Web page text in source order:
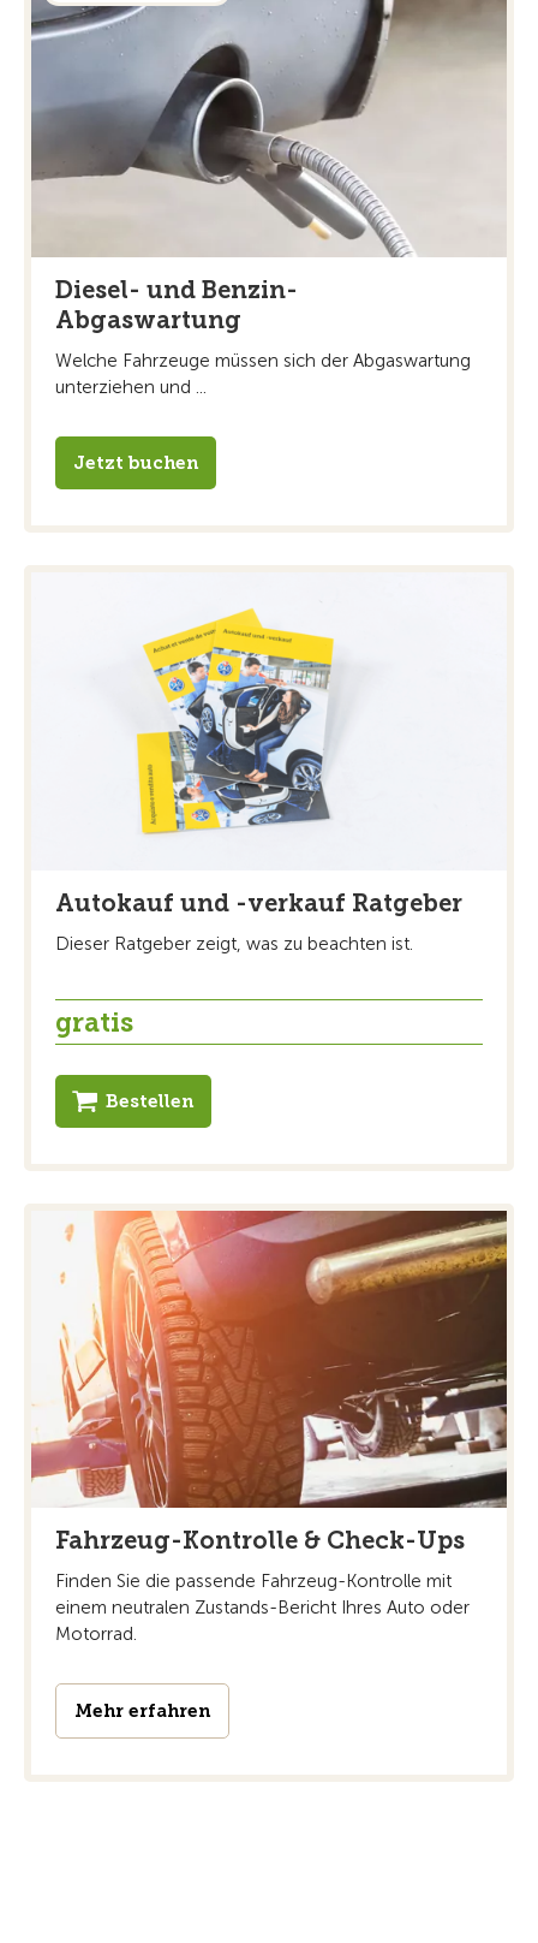
Diesel- und Benzin-
Abgaswartung
Welche Fahrzeuge müssen sich der Abgaswartung
unterziehen und ...
Jetzt buchen
Autokauf und -verkauf Ratgeber
Dieser Ratgeber zeigt, was zu beachten ist.
gratis
Bestellen
Fahrzeug-Kontrolle & Check-Ups
Finden Sie die passende Fahrzeug-Kontrolle mit
einem neutralen Zustands-Bericht Ihres Auto oder
Motorrad.
Mehr erfahren